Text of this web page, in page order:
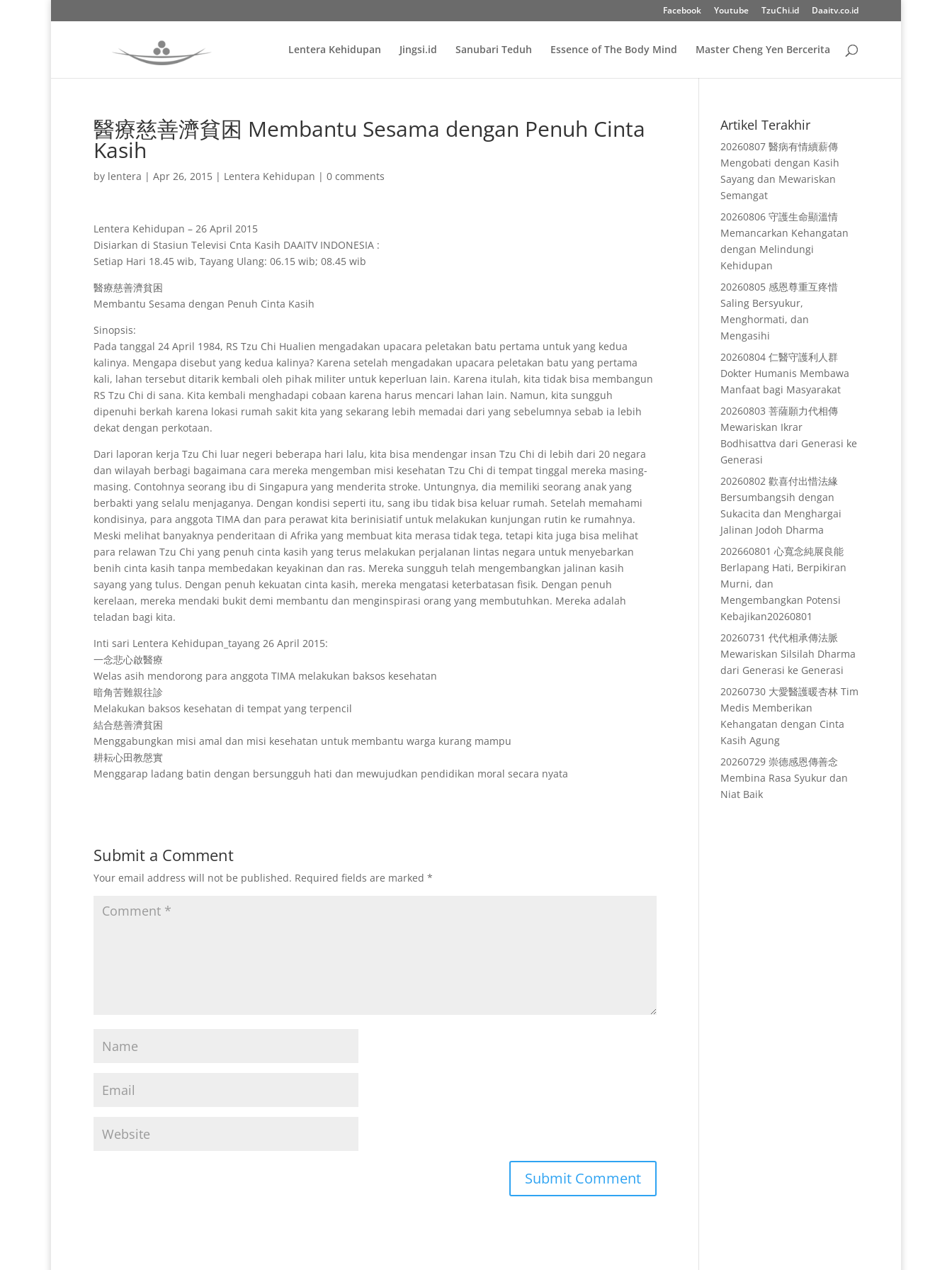
Facebook Youtube TzuChi.id Daaitv.co.id
Lentera Kehidupan Jingsi.id Sanubari Teduh Essence of The Body Mind Master Cheng Yen Bercerita
醫療慈善濟貧困 Membantu Sesama dengan Penuh Cinta
Kasih
by lentera | Apr 26, 2015 | Lentera Kehidupan | 0 comments
Lentera Kehidupan – 26 April 2015
Disiarkan di Stasiun Televisi Cnta Kasih DAAITV INDONESIA :
Setiap Hari 18.45 wib, Tayang Ulang: 06.15 wib; 08.45 wib
醫療慈善濟貧困
Membantu Sesama dengan Penuh Cinta Kasih
Sinopsis:
Pada tanggal 24 April 1984, RS Tzu Chi Hualien mengadakan upacara peletakan batu pertama untuk yang kedua
kalinya. Mengapa disebut yang kedua kalinya? Karena setelah mengadakan upacara peletakan batu yang pertama
kali, lahan tersebut ditarik kembali oleh pihak militer untuk keperluan lain. Karena itulah, kita tidak bisa membangun
RS Tzu Chi di sana. Kita kembali menghadapi cobaan karena harus mencari lahan lain. Namun, kita sungguh
dipenuhi berkah karena lokasi rumah sakit kita yang sekarang lebih memadai dari yang sebelumnya sebab ia lebih
dekat dengan perkotaan.
Dari laporan kerja Tzu Chi luar negeri beberapa hari lalu, kita bisa mendengar insan Tzu Chi di lebih dari 20 negara
dan wilayah berbagi bagaimana cara mereka mengemban misi kesehatan Tzu Chi di tempat tinggal mereka masing-
masing. Contohnya seorang ibu di Singapura yang menderita stroke. Untungnya, dia memiliki seorang anak yang
berbakti yang selalu menjaganya. Dengan kondisi seperti itu, sang ibu tidak bisa keluar rumah. Setelah memahami
kondisinya, para anggota TIMA dan para perawat kita berinisiatif untuk melakukan kunjungan rutin ke rumahnya.
Meski melihat banyaknya penderitaan di Afrika yang membuat kita merasa tidak tega, tetapi kita juga bisa melihat
para relawan Tzu Chi yang penuh cinta kasih yang terus melakukan perjalanan lintas negara untuk menyebarkan
benih cinta kasih tanpa membedakan keyakinan dan ras. Mereka sungguh telah mengembangkan jalinan kasih
sayang yang tulus. Dengan penuh kekuatan cinta kasih, mereka mengatasi keterbatasan fisik. Dengan penuh
kerelaan, mereka mendaki bukit demi membantu dan menginspirasi orang yang membutuhkan. Mereka adalah
teladan bagi kita.
Inti sari Lentera Kehidupan_tayang 26 April 2015:
一念悲心啟醫療
Welas asih mendorong para anggota TIMA melakukan baksos kesehatan
暗角苦難親往診
Melakukan baksos kesehatan di tempat yang terpencil
結合慈善濟貧困
Menggabungkan misi amal dan misi kesehatan untuk membantu warga kurang mampu
耕耘心田教慇實
Menggarap ladang batin dengan bersungguh hati dan mewujudkan pendidikan moral secara nyata
Submit a Comment
Your email address will not be published. Required fields are marked *
Artikel Terakhir
20260807 醫病有情續薪傳
Mengobati dengan Kasih
Sayang dan Mewariskan
Semangat
20260806 守護生命顯溫情
Memancarkan Kehangatan
dengan Melindungi
Kehidupan
20260805 感恩尊重互疼惜
Saling Bersyukur,
Menghormati, dan
Mengasihi
20260804 仁醫守護利人群
Dokter Humanis Membawa
Manfaat bagi Masyarakat
20260803 菩薩願力代相傳
Mewariskan Ikrar
Bodhisattva dari Generasi ke
Generasi
20260802 歡喜付出惜法緣
Bersumbangsih dengan
Sukacita dan Menghargai
Jalinan Jodoh Dharma
202660801 心寬念純展良能
Berlapang Hati, Berpikiran
Murni, dan
Mengembangkan Potensi
Kebajikan20260801
20260731 代代相承傳法脈
Mewariskan Silsilah Dharma
dari Generasi ke Generasi
20260730 大愛醫護暖杏林 Tim
Medis Memberikan
Kehangatan dengan Cinta
Kasih Agung
20260729 崇德感恩傳善念
Membina Rasa Syukur dan
Niat Baik